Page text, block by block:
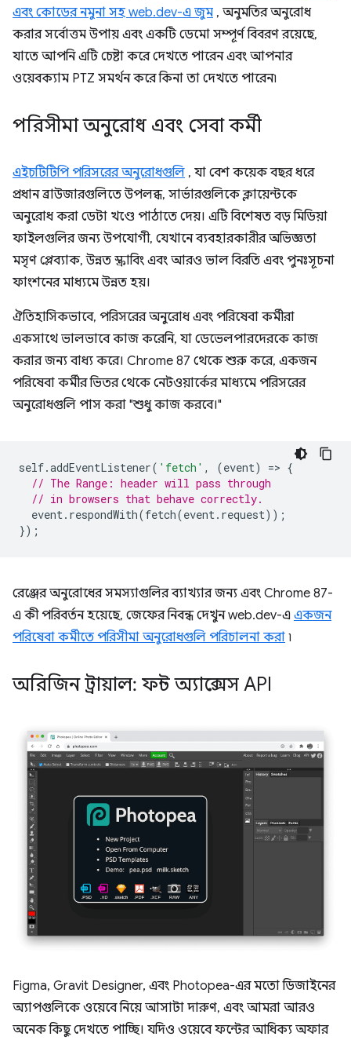
এবং কোডের নমুনা সহ web.dev-এ জুম , অনুমতির অনুরোধ
করার সর্বোত্তম উপায় এবং একটি ডেমো সম্পূর্ণ বিবরণ রয়েছে,
যাতে আপনি এটি চেষ্টা করে দেখতে পারেন এবং আপনার
ওয়েবক্যাম PTZ সমর্থন করে কিনা তা দেখতে পারেন৷
পরিসীমা অনুরোধ এবং সেবা কর্মী
এইচটিটিপি পরিসরের অনুরোধগুলি , যা বেশ কয়েক বছর ধরে
প্রধান ব্রাউজারগুলিতে উপলব্ধ, সার্ভারগুলিকে ক্লায়েন্টকে
অনুরোধ করা ডেটা খণ্ডে পাঠাতে দেয়। এটি বিশেষত বড় মিডিয়া
ফাইলগুলির জন্য উপযোগী, যেখানে ব্যবহারকারীর অভিজ্ঞতা
মসৃণ প্লেব্যাক, উন্নত স্ক্রাবিং এবং আরও ভাল বিরতি এবং পুনঃসূচনা
ফাংশনের মাধ্যমে উন্নত হয়।
ঐতিহাসিকভাবে, পরিসরের অনুরোধ এবং পরিষেবা কর্মীরা
একসাথে ভালভাবে কাজ করেনি, যা ডেভেলপারদেরকে কাজ
করার জন্য বাধ্য করে। Chrome 87 থেকে শুরু করে, একজন
পরিষেবা কর্মীর ভিতর থেকে নেটওয়ার্কের মাধ্যমে পরিসরের
অনুরোধগুলি পাস করা "শুধু কাজ করবে।"
self.addEventListener( 'fetch' , (event) => {
// The Range: header will pass through
// in browsers that behave correctly.
event. respondWith(fetch(event. request));
});
রেঞ্জের অনুরোধের সমস্যাগুলির ব্যাখ্যার জন্য এবং Chrome 87-
এ কী পরিবর্তন হয়েছে, জেফের নিবন্ধ দেখুন web.dev-এ একজন
পরিষেবা কর্মীতে পরিসীমা অনুরোধগুলি পরিচালনা করা ৷
অরিজিন ট্রায়াল: ফন্ট অ্যাক্সেস API
Figma, Gravit Designer, এবং Photopea-এর মতো ডিজাইনের
অ্যাপগুলিকে ওয়েবে নিয়ে আসাটা দারুণ, এবং আমরা আরও
অনেক কিছু দেখতে পাচ্ছি। যদিও ওয়েবে ফন্টের আধিক্য অফার